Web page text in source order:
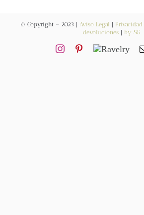
Contacto
Newsletter
© Copyright – 2023 | Aviso Legal Privacidad
devoluciones| by SG